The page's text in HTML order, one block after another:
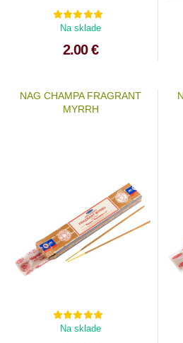
Na sklade
2.00 €
NAG CHAMPA FRAGRANT
MYRRH
Na sklade